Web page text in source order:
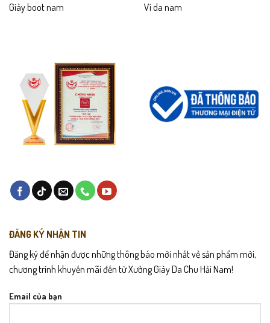
Giày boot nam
Ví da nam
ĐĂNG KÝ NHẬN TIN
Đăng ký để nhận được những thông báo mới nhất về sản phẩm mới,
chương trình khuyến mãi đến từ Xưởng Giày Da Chu Hải Nam!
Email của bạn